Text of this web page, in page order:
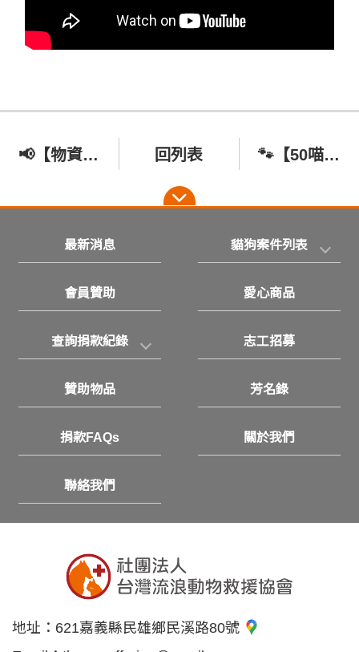
📢【物資急缺！毛孩需要您的幫助】 回列表 🐾【50喵愛心寵物零食義賣】🐾
最新消息 貓狗案件列表
會員贊助 愛心商品
查詢捐款紀錄 志工招募
贊助物品 芳名錄
捐款FAQs 關於我們
聯絡我們
地址： 621嘉義縣民雄鄉民溪路80號